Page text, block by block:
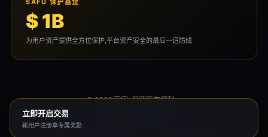
SAFU 保护基金
$ 1B
为用户资产提供全方位保护,平台资产安全的最后一道防线
© 2026 币安. 保留所有权利。
立即开启交易
新用户注册享专属奖励